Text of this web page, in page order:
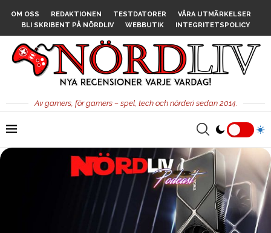
OM OSS REDAKTIONEN TESTDATORER
VÅRA UTMÄRKELSER
BLI SKRIBENT PÅ NÖRDLIV
WEBBUTIK INTEGRITETSPOLICY
Av gamers, för gamers – spel, tech och nörderi sedan 2014.